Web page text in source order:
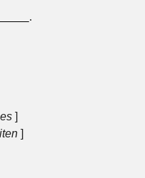
.
]
]